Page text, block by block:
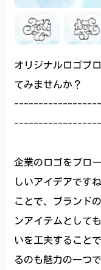
オリジナルロゴブ
てみませんか？
企業のロゴをブロ
しいアイデアです
ことで、ブランド
ンアイテムとして
いを工夫すること
るのも魅力の一つ